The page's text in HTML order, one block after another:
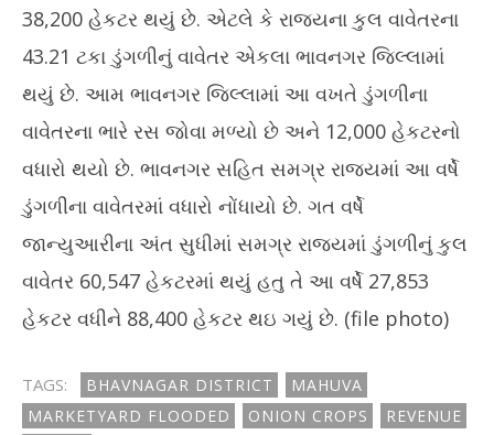
38,200 હેકટર થયું છે. એટલે કે રાજ્યના કુલ વાવેતરના
43.21 ટકા ડુંગળીનું વાવેતર એકલા ભાવનગર જિલ્લામાં
થયું છે. આમ ભાવનગર જિલ્લામાં આ વખતે ડુંગળીના
વાવેતરના ભારે રસ જોવા મળ્યો છે અને 12,000 હેકટરનો
વધારો થયો છે. ભાવનગર સહિત સમગ્ર રાજ્યમાં આ વર્ષે
ડુંગળીના વાવેતરમાં વધારો નોંધાયો છે. ગત વર્ષે
જાન્યુઆરીના અંત સુધીમાં સમગ્ર રાજ્યમાં ડુંગળીનું કુલ
વાવેતર 60,547 હેકટરમાં થયું હતુ તે આ વર્ષે 27,853
હેકટર વધીને 88,400 હેકટર થઇ ગયું છે. (file photo)
TAGS: BHAVNAGAR DISTRICT
MAHUVA
MARKETYARD FLOODED
ONION CROPS
REVENUE